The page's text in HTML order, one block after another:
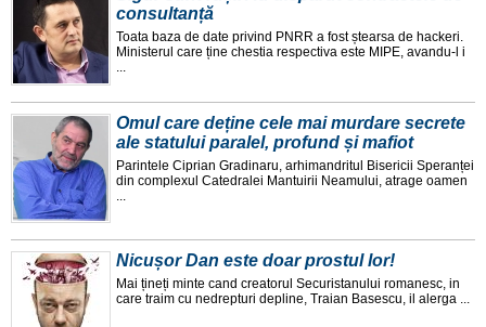
consultanță
Toata baza de date privind PNRR a fost ștearsa de hackeri.
Ministerul care ține chestia respectiva este MIPE, avandu-l i
...
Omul care deține cele mai murdare secrete
ale statului paralel, profund și mafiot
Parintele Ciprian Gradinaru, arhimandritul Bisericii Speranței
din complexul Catedralei Mantuirii Neamului, atrage oamen
...
Nicușor Dan este doar prostul lor!
Mai țineți minte cand creatorul Securistanului romanesc, in
care traim cu nedrepturi depline, Traian Basescu, il alerga ...